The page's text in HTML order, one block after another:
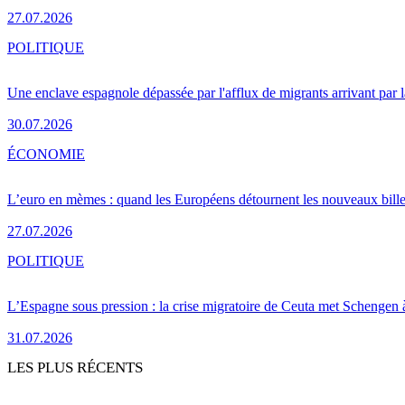
27.07.2026
Une enclave espagnole dépassée par l'afflux de migrants arrivant par
30.07.2026
POLITIQUE
L’euro en mèmes : quand les Européens détournent les nouveaux
27.07.2026
ÉCONOMIE
L’Espagne sous pression : la crise migratoire de Ceuta met Schengen
31.07.2026
POLITIQUE
LES PLUS RÉCENTS